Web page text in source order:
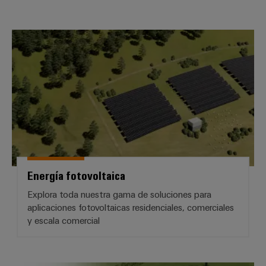
la
industria
de
procesos
Sector
ferroviario
Soluciones
modernas
y
digitales
para
una
movilidad
respetuosa
con
el
clima
transporte
Herramientas
Máquinas
automáticas
Software
Señalizadores
Impresoras
industriales
Industry
light
Energía fotovoltaica
Energía fotovoltaica
Explora toda nuestra gama de soluciones para
aplicaciones fotovoltaicas residenciales, comerciales
y escala comercial